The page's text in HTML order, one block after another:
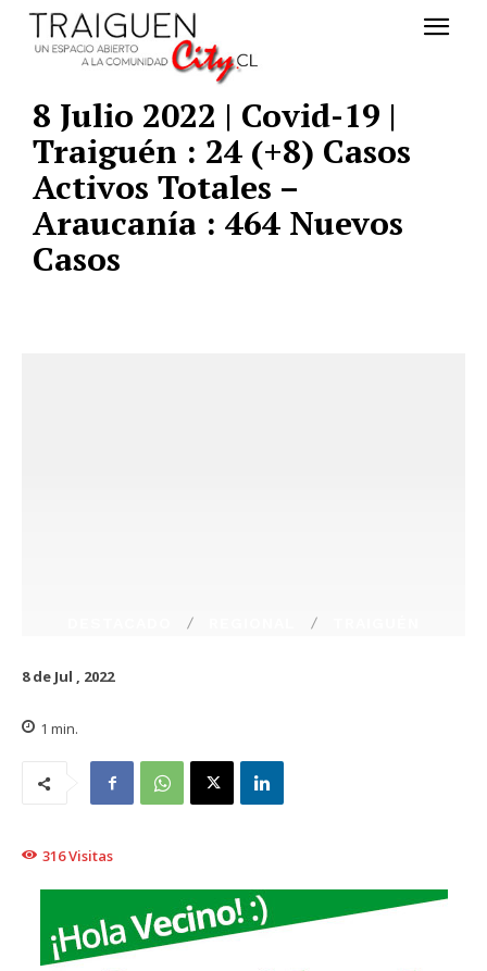
8 Julio 2022 | Covid-19 |
Traiguén : 24 (+8) Casos
Activos Totales –
Araucanía : 464 Nuevos
Casos
8 de Jul , 2022
1 min.
316Visitas